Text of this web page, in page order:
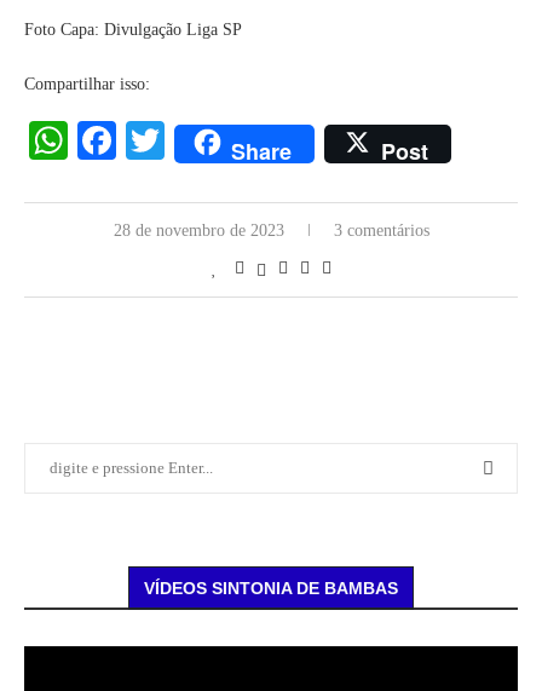
Foto Capa: Divulgação Liga SP
Compartilhar isso:
WhatsApp
Facebook
Twitter
Share Post
28 de novembro de 2023 3 comentários
VÍDEOS SINTONIA DE BAMBAS